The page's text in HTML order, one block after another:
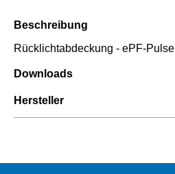
Beschreibung
Rücklichtabdeckung - ePF-Pulse
Downloads
Hersteller